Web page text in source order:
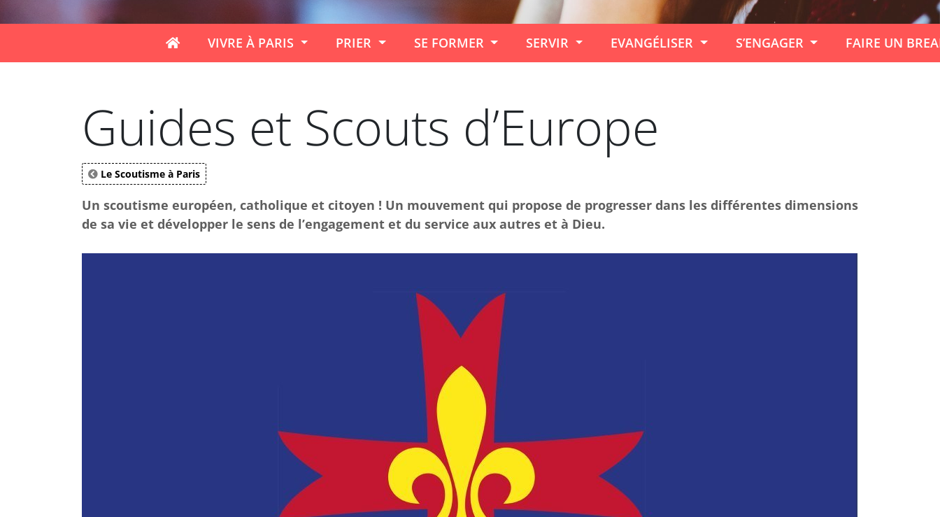
VIVRE À PARIS PRIER SE FORMER SERVIR EVANGÉLISER S’ENGAGER FAIRE UN
Guides et Scouts d’Europe
Le Scoutisme à Paris
Un scoutisme européen, catholique et citoyen ! Un mouvement qui propose de progresser dans les différentes dimensions
de sa vie et développer le sens de l’engagement et du service aux autres et à Dieu.